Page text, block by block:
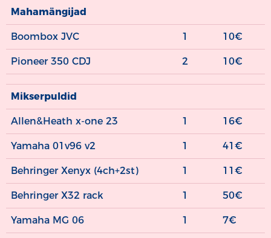
Mahamängijad
Boombox JVC 1 10€
Pioneer 350 CDJ 2 10€
Mikserpuldid
Allen&Heath x-one 23 1 16€
Yamaha 01v96 v2 1 41€
Behringer Xenyx (4ch+2st) 1 11€
Behringer X32 rack 1 50€
Yamaha MG 06 1 7€